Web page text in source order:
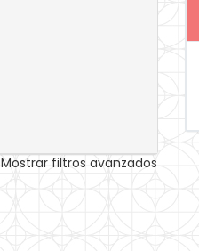
Mostrar filtros avanzados